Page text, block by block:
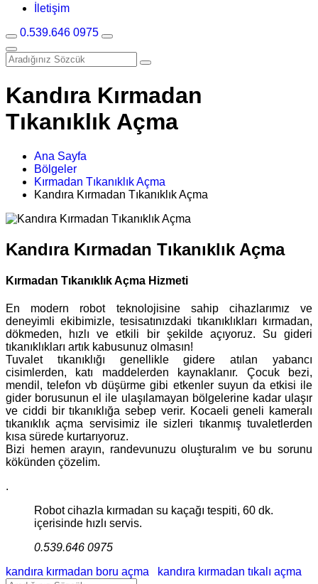
İletişim
0.539.646 0975
Kandıra Kırmadan
Tıkanıklık Açma
Ana Sayfa
Bölgeler
Kırmadan Tıkanıklık Açma
Kandıra Kırmadan Tıkanıklık Açma
Kandıra Kırmadan Tıkanıklık Açma
Kırmadan Tıkanıklık Açma Hizmeti
En modern robot teknolojisine sahip cihazlarımız ve
deneyimli ekibimizle, tesisatınızdaki tıkanıklıkları kırmadan,
dökmeden, hızlı ve etkili bir şekilde açıyoruz. Su gideri
tıkanıklıkları artık kabusunuz olmasın!
Tuvalet tıkanıklığı genellikle gidere atılan yabancı
cisimlerden, katı maddelerden kaynaklanır. Çocuk bezi,
mendil, telefon vb düşürme gibi etkenler suyun da etkisi ile
gider borusunun el ile ulaşılamayan bölgelerine kadar ulaşır
ve ciddi bir tıkanıklığa sebep verir. Kocaeli geneli kameralı
tıkanıklık açma servisimiz ile sizleri tıkanmış tuvaletlerden
kısa sürede kurtarıyoruz.
Bizi hemen arayın, randevunuzu oluşturalım ve bu sorunu
kökünden çözelim.
.
Robot cihazla kırmadan su kaçağı tespiti, 60 dk.
içerisinde hızlı servis.
0.539.646 0975
kandıra kırmadan boru açma
kandıra kırmadan tıkalı açma